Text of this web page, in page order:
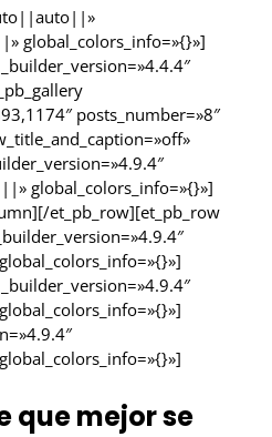
global_colors_info=»{}»]
posts_number=»8″
global_colors_info=»{}»]
et_pb_row][et_pb_row
que mejor se